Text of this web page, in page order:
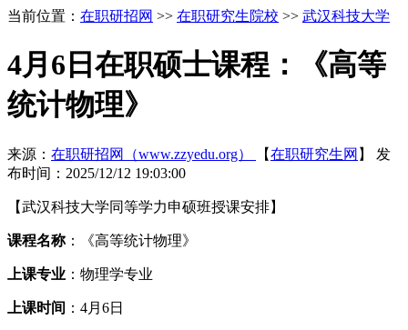
当前位置： 在职研招网 >> 在职研究生院校 >> 武汉科技大学
4月6日在职硕士课程：《高等
统计物理》
来源： 在职研招网（www.zzyedu.org） 【在职研究生网 】
发
布时间：2025/12/12 19:03:00
【武汉科技大学同等学力申硕班授课安排】
课程名称：《高等统计物理》
上课专业 ：物理学专业
上课时间 ：4月6日